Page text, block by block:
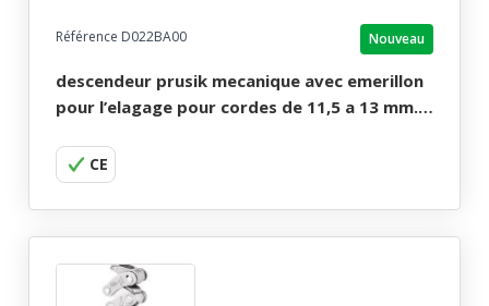
Référence D022BA00 Nouveau
descendeur prusik mecanique avec emerillon
pour l’elagage pour cordes de 11,5 a 13 mm.
CE